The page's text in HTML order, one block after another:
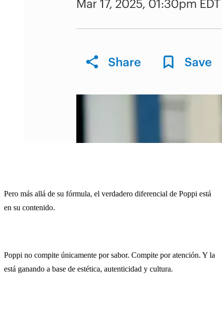
Pero más allá de su fórmula, el verdadero diferencial de Poppi está
en su contenido.
Poppi no compite únicamente por sabor. Compite por atención. Y la
está ganando a base de estética, autenticidad y cultura.